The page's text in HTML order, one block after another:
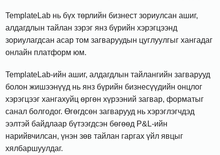
TemplateLab нь бүх төрлийн бизнест зориулсан ашиг,
алдагдлын тайлан зэрэг янз бүрийн хэрэгцээнд
зориулагдсан асар том загваруудын цуглуулгыг хангадаг
онлайн платформ юм.
TemplateLab-ийн ашиг, алдагдлын тайлангийн загварууд
болон жишээнүүд нь янз бүрийн бизнесүүдийн онцлог
хэрэгцээг хангахуйц өргөн хүрээний загвар, форматыг
санал болгодог. Өгөгдсөн загварууд нь хэрэглэгчдэд
ээлтэй байдлаар бүтээгдсэн бөгөөд P&L-ийн
нарийвчилсан, үнэн зөв тайлан гаргах үйл явцыг
хялбаршуулдаг.